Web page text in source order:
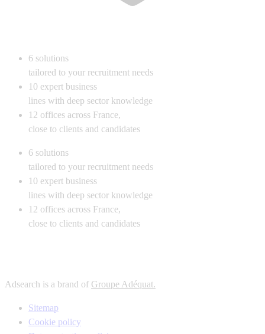
6 solutions
tailored to your recruitment needs
10 expert business
lines with deep sector knowledge
12 offices across France,
close to clients and candidates
6 solutions
tailored to your recruitment needs
10 expert business
lines with deep sector knowledge
12 offices across France,
close to clients and candidates
Adsearch is a brand of Groupe Adéquat.
Sitemap
Cookie policy